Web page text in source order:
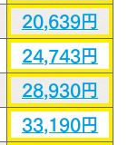
20,639円
24,743円
28,930円
33,190円